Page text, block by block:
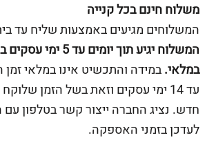
משלוח חינם בכל קנייה
המשלוחים מגיעים באמצעות שליח עד
המשלוח יגיע תוך
במלאי.במידה והתכשיט אינו במלאי
עד 14 ימי עסקים וזאת בשל הזמן
חדש. נציג החברה ייצור קשר בטלפון עם
לעדכן בזמני האספקה.